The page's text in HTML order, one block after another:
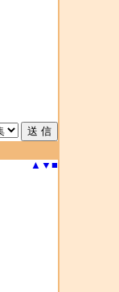
▲ ▼ ■